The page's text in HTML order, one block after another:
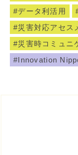
データ利活用
災害対応アセス
災害時コミュニ
Innovation